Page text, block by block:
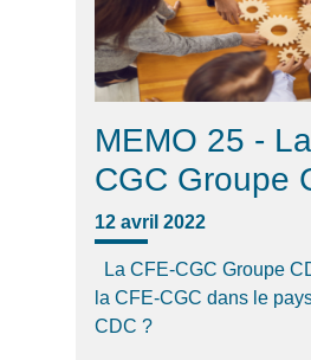
MEMO 25 -
CGC Groupe
12 avril 2022
La CFE-CGC Groupe
la CFE-CGC dans le
CDC ?